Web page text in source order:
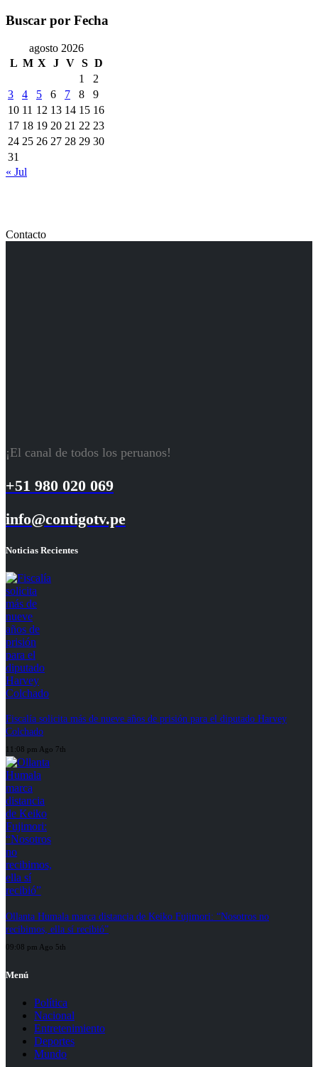
Buscar por Fecha
agosto 2026
L M X J V S D
1
2
3
4 5 6 7 8
9
10 11 12 13 14 15 16
17 18 19 20 21 22 23
24 25 26 27 28 29 30
31
« Jul
Contacto
¡El canal de todos los peruanos!
+51 980 020 069
info@contigotv.pe
Noticias Recientes
Fiscalía solicita más de nueve años de prisión para el diputado Harvey
Colchado
11:08 pm Ago 7th
Ollanta Humala marca distancia de Keiko Fujimori: “Nosotros no
recibimos, ella sí recibió”
09:08 pm Ago 5th
Menú
Política
Nacional
Entretenimiento
Deportes
Mundo